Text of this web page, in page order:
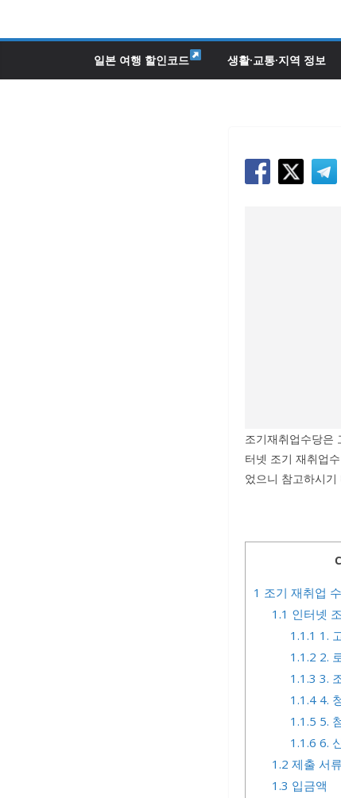
로
일본 여행 할인코드 생활·교통·지역 정보
조기재취업수당은
터넷 조기 재취업
었으니 참고하시기
1 조기 재취업
1.1 인터넷
1.1.1 1.
1.1.2 2.
1.1.3 3.
1.1.44.
1.1.5 5.
1.1.6 6.
1.2 제출 서류
1.3 입금액